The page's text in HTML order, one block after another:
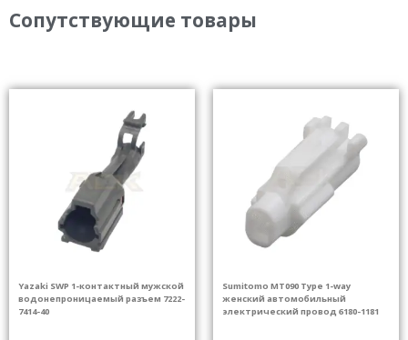
Сопутствующие товары
Yazaki SWP 1-контактный мужской
водонепроницаемый разъем 7222-
7414-40
Sumitomo MT090 Type 1-way
женский автомобильный
электрический провод 6180-1181